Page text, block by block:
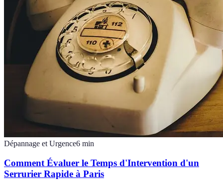
Dépannage et Urgence6 min
Comment Évaluer le Temps d'Intervention d'un
Serrurier Rapide à Paris